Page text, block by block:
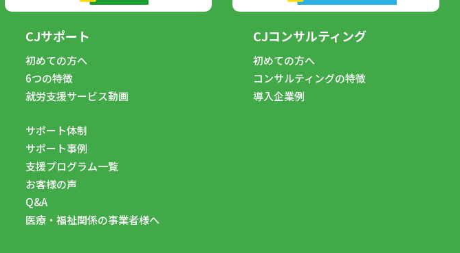
CJサポート
初めての方へ
6つの特徴
就労支援サービス動画
サポート体制
サポート事例
支援プログラム一覧
お客様の声
Q&A
医療・福祉関係の事業者様へ
CJコンサルティング
初めての方へ
コンサルティングの特徴
導入企業例